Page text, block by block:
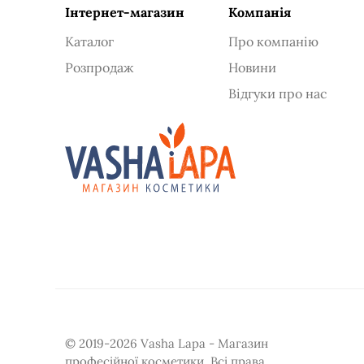
фізичної витривалості
підтримка нервової системи
зниження апетиту
Інтернет-магазин
Каталог
Розпродаж
Компанія
Про компанію
Новини
Відгуки про нас
© 2019-2026 Vasha Lapa - Магазин